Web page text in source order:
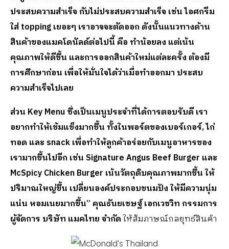
ประสบความสำเร็จ กับไม่ประสบความสำเร็จ เช่น ไอศกรีม
ใส่ topping เยอะๆ เราอาจจะตัดออก ดังนั้นแนวทางด้าน
สินค้าของแมคโดนัลด์ต่อไปนี้ คือ ทำน้อยลง แต่เน้น
คุณภาพให้ดีขึ้น และการออกสินค้าใหม่แต่ละครั้ง ต้องมี
การศึกษาก่อน เพื่อให้มั่นใจได้ว่าเมื่อทำออกมา ประสบ
ความสำเร็จไปเลย
ส่วน Key Menu ซึ่งเป็นเมนูประจำที่ได้การตอบรับดี เรา
อยากทำให้เข้มแข็งมากขึ้น ทั้งในพอร์ตของเบอร์เกอร์, ไก่
ทอด และ snack เพื่อทำให้ลูกค้าอร่อยกับเมนูอาหารของ
เรามากขึ้นไปอีก เช่น Signature Angus Beef Burger และ
McSpicy Chicken Burger เน้นวัตถุดิบคุณภาพมากขึ้น ให้
ปริมาณใหญ่ขึ้น เปลี่ยนองค์ประกอบขนมปัง ให้มีความนุ่ม
แน่น หอมเนยมากขึ้น” คุณธันยเชษฐ์ เอกเวชวิท กรรมการ
ผู้จัดการ บริษัท แมคไทย จำกัดให้สัมภาษณ์กลยุทธ์สินค้า